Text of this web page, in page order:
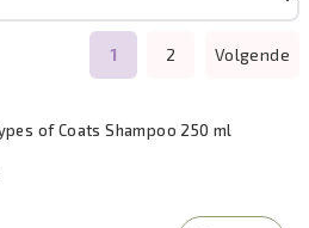
1 2 Volgende
of Coats Shampoo 250 ml